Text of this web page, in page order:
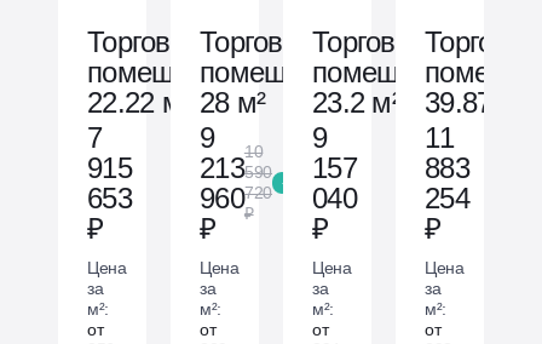
Торговое
помещ.
22.22 м²
7
915
653
₽
Цена
за
м²:
от
Торговое
помещ.
28 м²
9
213
960
₽
10
590
720
₽
-13 %
Цена
за
м²:
от
Торговое
помещ.
23.2 м²
9
157
040
₽
Цена
за
м²:
от
Торговое
помещ.
39.87 м²
11
883
254
₽
Цена
за
м²:
от